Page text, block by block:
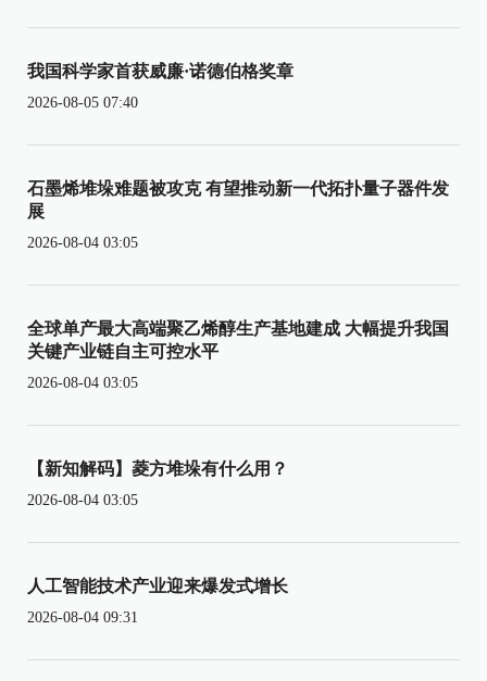
我国科学家首获威廉·诺德伯格奖章
2026-08-05 07:40
石墨烯堆垛难题被攻克 有望推动新一代拓扑量子器件发
展
2026-08-04 03:05
全球单产最大高端聚乙烯醇生产基地建成 大幅提升我国
关键产业链自主可控水平
2026-08-04 03:05
【新知解码】菱方堆垛有什么用？
2026-08-04 03:05
人工智能技术产业迎来爆发式增长
2026-08-04 09:31